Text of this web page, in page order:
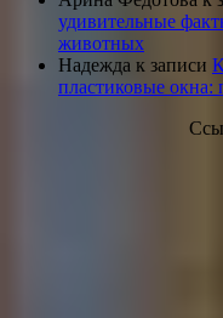
удивительные
животных
Надежда к записи
пластиковые окна: